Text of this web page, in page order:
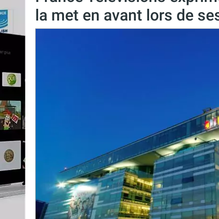
la met en avant lors de